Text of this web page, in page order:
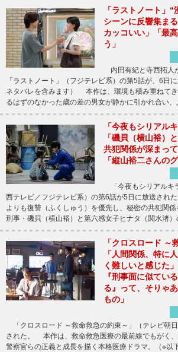
「ラストノート」
シーンに反響集ま
カッコいい」「最
う」
内田有紀と寺西拓人
「ラストノート」（フジテレビ系）の第5話が、6日
ネタバレを含みます） 本作は、環境も積み重ねて
るはずのなかった歳の差の男女が静かに引かれ合い
「今夜もシリアル
「磯貝（横山裕）
共犯関係が深まっ
「縦山裕二さんの
「今夜もシリアルキ
西テレビ／フジテレビ系）の第6話が5日に放送され
よりも復讐（ふくしゅう）を優先し、秘密の共犯関
刑事・磯貝（横山裕）と第六感女子ヒナタ（関水渚
「クロスロード ～
「人間関係、特に
く難しいと感じた
『刑事面に似てい
る』って、そりゃ
もの」
「クロスロード ～救命救急の約束～」（テレビ朝
された。 本作は、救命救急医療の最前線でもがく、
警察官らの正義と成長を描く本格医療ドラマ。（※以